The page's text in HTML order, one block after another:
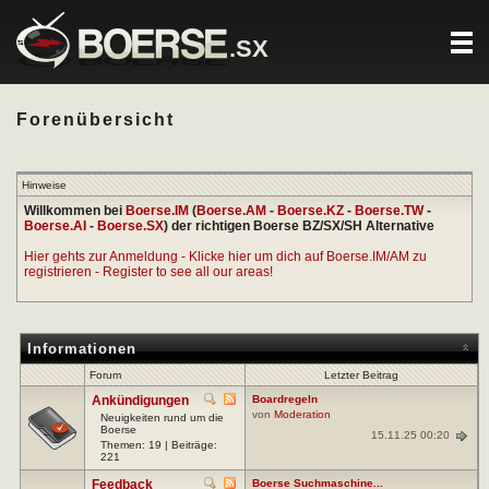
.SX
Forenübersicht
Hinweise
Willkommen bei Boerse.IM (Boerse.AM - Boerse.KZ - Boerse.TW-
Boerse.AI - Boerse.SX) der richtigen Boerse BZ/SX/SH Alternative
Hier gehts zur Anmeldung - Klicke hier um dich auf Boerse.IM/AM zu
registrieren - Register to see all our areas!
Informationen
Forum Letzter Beitrag
Ankündigungen
Neuigkeiten rund um die
Boerse
Themen: 19 | Beiträge:
221
Boardregeln
von Moderation
15.11.25 00:20
Feedback Boerse Suchmaschine...